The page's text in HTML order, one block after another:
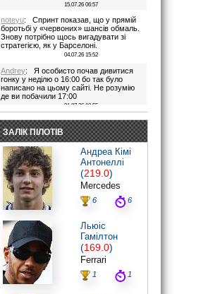
15.07.26 06:57
noteyu: Спринт показав, що у прямій
боротьбі у «червоних» шансів обмаль.
Знову потрібно щось вигадувати зі
стратегією, як у Барселоні.
04.07.26 15:52
Andrey: Я особисто почав дивитися
гонку у неділю о 16:00 бо так було
написано на цьому сайті. Не розумію
де ви побачили 17:00
01.07.26 19:55
Дима: Іди на..., я не заповнюю ці
поля. В 17:00 була квала, гонка була в
16:00. Якщо ти не здатен відкрити очі,
то хто тобі винен?
28.06.26 22:45
maxizh: Було написано початок в
17:00. Не трусі. Якщо руко-жоп, то
визнай і сиди тихесенько, вчись якісно
працювати.
28.06.26 22:22
Дима: То злийся нафіг звідси, початок
гонки в 16:00. Все правильно написано
було.
Червоних перехвалили. Що творили їх
стратеги в Австрії((
maxizh: Знову я повівся на ваш гівно
ЗАЛІК ПІЛОТІВ
Андреа Кімі
Антонеллі
(219.0)
Mercedes
6 6
Льюіс
Гамілтон
(169.0)
Ferrari
1 1